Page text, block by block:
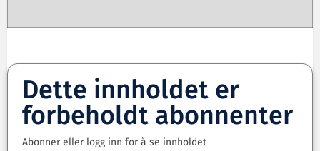
Dette innholdet er
forbeholdt abonnenter
Abonner eller logg inn for å se innholdet